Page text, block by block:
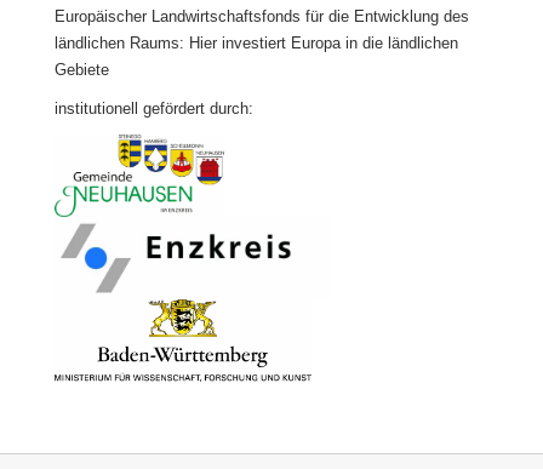
Europäischer Landwirtschaftsfonds für die Entwicklung des
ländlichen Raums: Hier investiert Europa in die ländlichen
Gebiete
institutionell gefördert durch: